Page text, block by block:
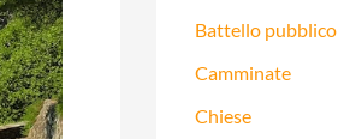
Battello pubblico
Camminate
Chiese